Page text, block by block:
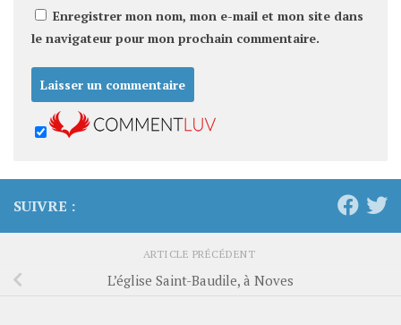
Enregistrer mon nom, mon e-mail et mon site dans
le navigateur pour mon prochain commentaire.
SUIVRE :
ARTICLE PRÉCÉDENT
L’église Saint-Baudile, à Noves